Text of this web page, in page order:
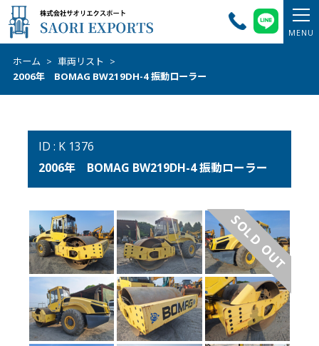
ホーム > 車両リスト >
2006年 BOMAG BW219DH-4 振動ローラー
ID : K 1376
2006年 BOMAG BW219DH-4 振動ローラー
SOLD OUT